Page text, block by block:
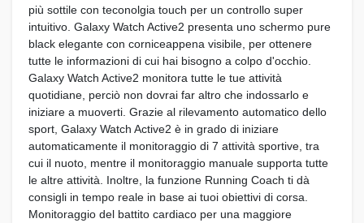
più sottile con teconolgia touch per un controllo super
intuitivo. Galaxy Watch Active2 presenta uno schermo pure
black elegante con corniceappena visibile, per ottenere
tutte le informazioni di cui hai bisogno a colpo d'occhio.
Galaxy Watch Active2 monitora tutte le tue attività
quotidiane, perciò non dovrai far altro che indossarlo e
iniziare a muoverti. Grazie al rilevamento automatico dello
sport, Galaxy Watch Active2 è in grado di iniziare
automaticamente il monitoraggio di 7 attività sportive, tra
cui il nuoto, mentre il monitoraggio manuale supporta tutte
le altre attività. Inoltre, la funzione Running Coach ti dà
consigli in tempo reale in base ai tuoi obiettivi di corsa.
Monitoraggio del battito cardiaco per una maggiore